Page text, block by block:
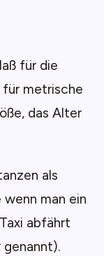
für die
metrische
das Alter
als
man ein
abfährt
genannt).